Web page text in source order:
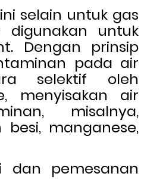
selain untuk gas
untuk
Dengan prinsip
pada air
selektif oleh
menyisakan air
misalnya,
besi, manganese,
dan pemesanan